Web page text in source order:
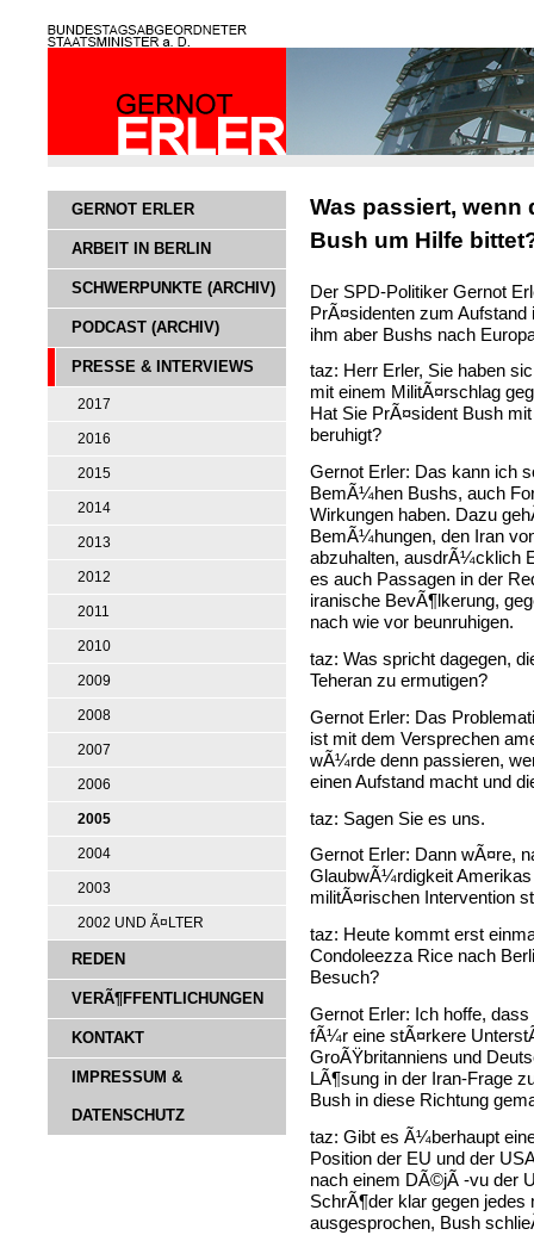
GERNOT ERLER
ARBEIT IN BERLIN
SCHWERPUNKTE (ARCHIV)
PODCAST (ARCHIV)
PRESSE & INTERVIEWS
2017
2016
2015
2014
2013
2012
2011
2010
2009
2008
2007
2006
2005
2004
2003
2002 UND Ã¤LTER
REDEN
VERÃ¶FFENTLICHUNGEN
KONTAKT
IMPRESSUM &
DATENSCHUTZ
Was passiert,
Bush um Hilfe
Der SPD-Politiker Gernot
PrÃ¤sidenten zum
ihm aber Bushs nach
taz: Herr Erler, Sie haben
mit einem MilitÃ¤rschlag
Hat Sie PrÃ¤sident Bush
beruhigt?
Gernot Erler: Das kann ich
BemÃ¼hen Bushs, auch
Wirkungen haben. Dazu
BemÃ¼hungen, den Iran
abzuhalten, ausdrÃ¼cklich
es auch Passagen in der
iranische BevÃ¶lkerung,
nach wie vor beunruhigen.
taz: Was spricht dagegen,
Teheran zu ermutigen?
Gernot Erler: Das
ist mit dem Versprechen
wÃ¼rde denn passieren,
einen Aufstand macht und
taz: Sagen Sie es uns.
Gernot Erler: Dann wÃ¤re,
GlaubwÃ¼rdigkeit Amerikas
militÃ¤rischen Intervention
taz: Heute kommt erst
Condoleezza Rice nach
Besuch?
Gernot Erler: Ich hoffe,
fÃ¼r eine stÃ¤rkere
GroÃŸbritanniens und
LÃ¶sung in der Iran-Frage
Bush in diese Richtung
taz: Gibt es Ã¼berhaupt
Position der EU und der
nach einem DÃ©jÃ -vu der
SchrÃ¶der klar gegen
ausgesprochen, Bush